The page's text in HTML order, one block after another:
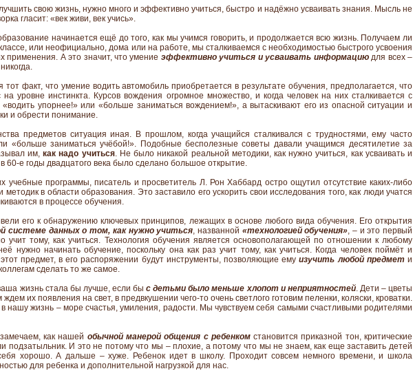
свою жизнь, нужно много и эффективно учиться, быстро и надёжно усваивать знания. Мысль не
гласит: «век живи, век учись».
начинается ещё до того, как мы учимся говорить, и продолжается всю жизнь. Получаем ли
или неофициально, дома или на работе, мы сталкиваемся с необходимостью быстрого усвоения
применения. А это значит, что умение эффективно учиться и усваивать информациюдля всех –
факт, что умение водить автомобиль приобретается в результате обучения, предполагается, что
уровне инстинкта. Курсов вождения огромное множество, и когда человек на них сталкивается с
упорнее!» или «больше заниматься вождением!», а вытаскивают его из опасной ситуации и
и обрести понимание.
предметов ситуация иная. В прошлом, когда учащийся сталкивался с трудностями, ему часто
«больше заниматься учёбой!». Подобные бесполезные советы давали учащимся десятилетие за
им,как надо учиться. Не было никакой реальной методики, как нужно учиться, как усваивать и
е годы двадцатого века было сделано большое открытие.
учебные программы, писатель и просветитель Л. Рон Хаббард остро ощутил отсутствие каких-либо
методик в области образования. Это заставило его ускорить свои исследования того, как люди учатся
в процессе обучения.
его к обнаружению ключевых принципов, лежащих в основе любого вида обучения. Его открытия
системе данных о том, как нужно учиться, названной «технологией обучения», – и это первый
учит тому, как учиться. Технология обучения является основополагающей по отношении к любому
нужно начинать обучение, поскольку она как раз учит тому, как учиться. Когда человек поймёт и
предмет, в его распоряжении будут инструменты, позволяющие емуизучить любой предмети
сделать то же самое.
жизнь стала бы лучше, если быс детьми было меньше хлопот и неприятностей. Дети – цветы
их появления на свет, в предвкушении чего-то очень светлого готовим пеленки, коляски, кроватки.
нашу жизнь – море счастья, умиления, радости. Мы чувствуем себя самыми счастливыми родителями
как нашей обычной манерой общения с ребенкомстановится приказной тон, критические
подзатыльник. И это не потому что мы – плохие, а потому что мы не знаем, как еще заставить детей
хорошо. А дальше – хуже. Ребенок идет в школу. Проходит совсем немного времени, и школа
для ребенка и дополнительной нагрузкой для нас.